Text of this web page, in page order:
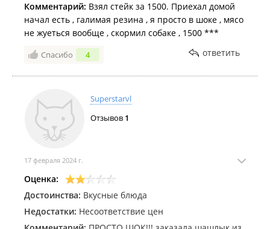
Комментарий: Взял стейк за 1500. Приехал домой
начал есть , галимая резина , я просто в шоке , мясо
не жуеться вообще , скормил собаке , 1500 ***
Спасибо 4 ответить
Superstarvl
Отзывов 1
17 февраля 2024 г.
Оценка:
Достоинства: Вкусные блюда
Недостатки: Несоответствие цен